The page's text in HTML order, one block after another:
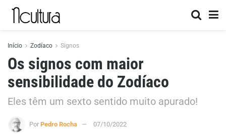
Início Zodíaco Signos
Os signos com maior
sensibilidade do Zodíaco
Eles têm um sexto sentido muito apurado!
Por Pedro Rocha 07/10/2022